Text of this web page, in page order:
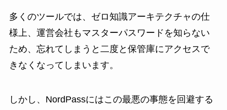
多くのツールでは、ゼロ知識アーキテクチャの仕
様上、運営会社もマスターパスワードを知らない
ため、忘れてしまうと二度と保管庫にアクセスで
きなくなってしまいます。
しかし、NordPassにはこの最悪の事態を回避する